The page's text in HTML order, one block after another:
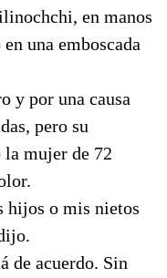
en manos
una emboscada
y por una causa
pero su
mujer de 72
hijos o mis nietos
de acuerdo. Sin